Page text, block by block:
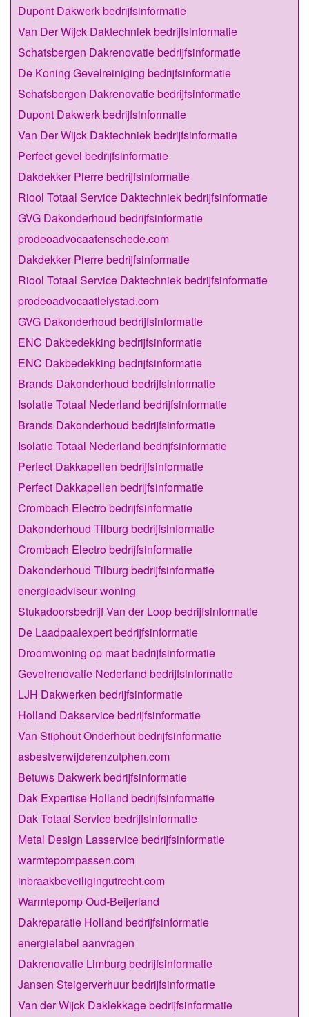
Dupont Dakwerk bedrijfsinformatie
Van Der Wijck Daktechniek bedrijfsinformatie
Schatsbergen Dakrenovatie bedrijfsinformatie
De Koning Gevelreiniging bedrijfsinformatie
Schatsbergen Dakrenovatie bedrijfsinformatie
Dupont Dakwerk bedrijfsinformatie
Van Der Wijck Daktechniek bedrijfsinformatie
Perfect gevel bedrijfsinformatie
Dakdekker Pierre bedrijfsinformatie
Riool Totaal Service Daktechniek bedrijfsinformatie
GVG Dakonderhoud bedrijfsinformatie
prodeoadvocaatenschede.com
Dakdekker Pierre bedrijfsinformatie
Riool Totaal Service Daktechniek bedrijfsinformatie
prodeoadvocaatlelystad.com
GVG Dakonderhoud bedrijfsinformatie
ENC Dakbedekking bedrijfsinformatie
ENC Dakbedekking bedrijfsinformatie
Brands Dakonderhoud bedrijfsinformatie
Isolatie Totaal Nederland bedrijfsinformatie
Brands Dakonderhoud bedrijfsinformatie
Isolatie Totaal Nederland bedrijfsinformatie
Perfect Dakkapellen bedrijfsinformatie
Perfect Dakkapellen bedrijfsinformatie
Crombach Electro bedrijfsinformatie
Dakonderhoud Tilburg bedrijfsinformatie
Crombach Electro bedrijfsinformatie
Dakonderhoud Tilburg bedrijfsinformatie
energieadviseur woning
Stukadoorsbedrijf Van der Loop bedrijfsinformatie
De Laadpaalexpert bedrijfsinformatie
Droomwoning op maat bedrijfsinformatie
Gevelrenovatie Nederland bedrijfsinformatie
LJH Dakwerken bedrijfsinformatie
Holland Dakservice bedrijfsinformatie
Van Stiphout Onderhout bedrijfsinformatie
asbestverwijderenzutphen.com
Betuws Dakwerk bedrijfsinformatie
Dak Expertise Holland bedrijfsinformatie
Dak Totaal Service bedrijfsinformatie
Metal Design Lasservice bedrijfsinformatie
warmtepompassen.com
inbraakbeveiligingutrecht.com
Warmtepomp Oud-Beijerland
Dakreparatie Holland bedrijfsinformatie
energielabel aanvragen
Dakrenovatie Limburg bedrijfsinformatie
Jansen Steigerverhuur bedrijfsinformatie
Van der Wijck Daklekkage bedrijfsinformatie